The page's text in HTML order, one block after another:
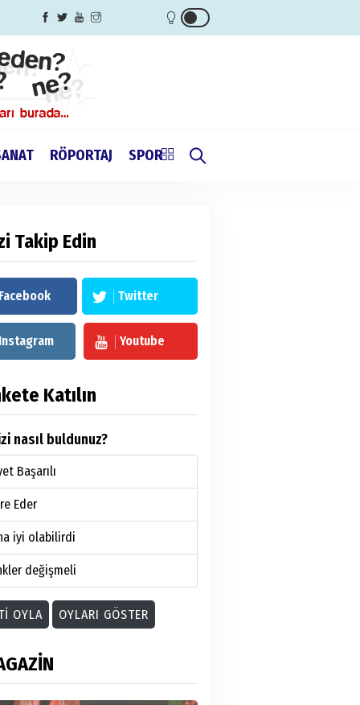
RÖPORTAJ SPOR
Takip Edin
Facebook Twitter
Instagram Youtube
Katılın
nasıl buldunuz?
Başarılı
Eder
iyi olabilirdi
değişmeli
OYLA OYLARI GÖSTER